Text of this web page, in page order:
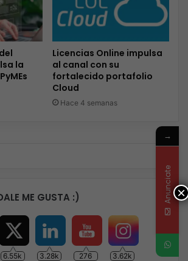
la
Licencias Online impulsa
al canal con su
fortalecido portafolio
Cloud
Hace 4 semanas
ME GUSTA :)
6.55k 3.28k 276 3.62k
×
→
Anunciate